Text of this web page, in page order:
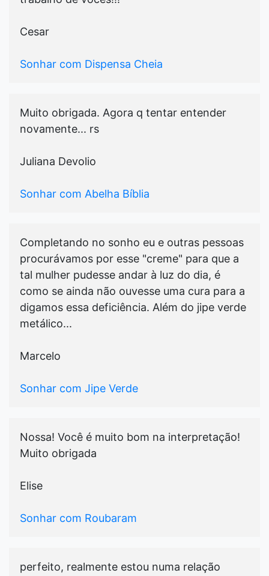
Cesar
Sonhar com Dispensa Cheia
Muito obrigada. Agora q tentar entender
novamente... rs
Juliana Devolio
Sonhar com Abelha Bíblia
Completando no sonho eu e outras pessoas
procurávamos por esse "creme" para que a
tal mulher pudesse andar à luz do dia, é
como se ainda não ouvesse uma cura para a
digamos essa deficiência. Além do jipe verde
metálico...
Marcelo
Sonhar com Jipe Verde
Nossa! Você é muito bom na interpretação!
Muito obrigada
Elise
Sonhar com Roubaram
perfeito, realmente estou numa relação